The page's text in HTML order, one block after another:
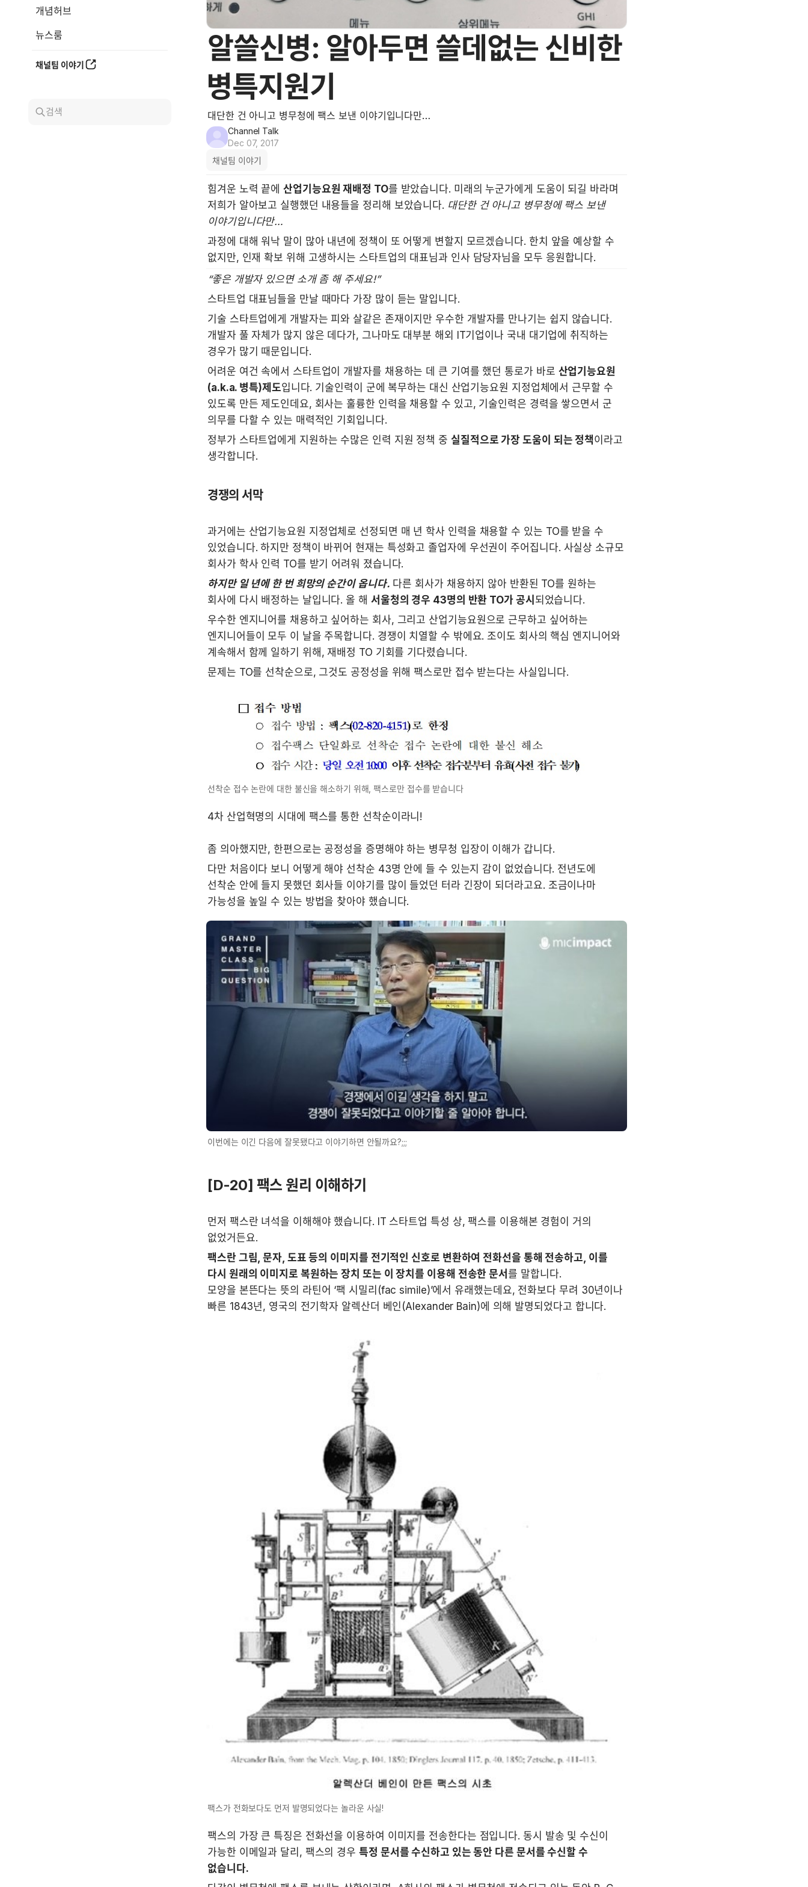
개념허브
뉴스룸
채널팀 이야기
검색
알쓸신병: 알아두면 쓸데없는 신비한
병특지원기
대단한 건 아니고 병무청에 팩스 보낸 이야기입니다만…
Channel Talk
Dec 07, 2017
채널팀 이야기
힘겨운 노력 끝에 산업기능요원 재배정 TO를 받았습니다. 미래의 누군가에게 도움이 되길 바라며
저희가 알아보고 실행했던 내용들을 정리해 보았습니다. 대단한 건 아니고 병무청에 팩스 보낸
이야기입니다만…
과정에 대해 워낙 말이 많아 내년에 정책이 또 어떻게 변할지 모르겠습니다. 한치 앞을 예상할 수
없지만, 인재 확보 위해 고생하시는 스타트업의 대표님과 인사 담당자님을 모두 응원합니다.
“좋은 개발자 있으면 소개 좀 해 주세요!”
스타트업 대표님들을 만날 때마다 가장 많이 듣는 말입니다.
기술 스타트업에게 개발자는 피와 살같은 존재이지만 우수한 개발자를 만나기는 쉽지 않습니다.
개발자 풀 자체가 많지 않은 데다가, 그나마도 대부분 해외 IT기업이나 국내 대기업에 취직하는
경우가 많기 때문입니다.
어려운 여건 속에서 스타트업이 개발자를 채용하는 데 큰 기여를 했던 통로가 바로 산업기능요원
(a.k.a. 병특)제도입니다. 기술인력이 군에 복무하는 대신 산업기능요원 지정업체에서 근무할 수
있도록 만든 제도인데요, 회사는 훌륭한 인력을 채용할 수 있고, 기술인력은 경력을 쌓으면서 군
의무를 다할 수 있는 매력적인 기회입니다.
정부가 스타트업에게 지원하는 수많은 인력 지원 정책 중 실질적으로 가장 도움이 되는 정책이라고
생각합니다.
경쟁의 서막
과거에는 산업기능요원 지정업체로 선정되면 매 년 학사 인력을 채용할 수 있는 TO를 받을 수
있었습니다. 하지만 정책이 바뀌어 현재는 특성화고 졸업자에 우선권이 주어집니다. 사실상 소규모
회사가 학사 인력 TO를 받기 어려워 졌습니다.
하지만 일 년에 한 번 희망의 순간이 옵니다. 다른 회사가 채용하지 않아 반환된 TO를 원하는
회사에 다시 배정하는 날입니다. 올 해 서울청의 경우 43명의 반환 TO가 공시 되었습니다.
우수한 엔지니어를 채용하고 싶어하는 회사, 그리고 산업기능요원으로 근무하고 싶어하는
엔지니어들이 모두 이 날을 주목합니다. 경쟁이 치열할 수 밖에요. 조이도 회사의 핵심 엔지니어와
계속해서 함께 일하기 위해, 재배정 TO 기회를 기다렸습니다.
문제는 TO를 선착순으로, 그것도 공정성을 위해 팩스로만 접수 받는다는 사실입니다.
선착순 접수 논란에 대한 불신을 해소하기 위해, 팩스로만 접수를 받습니다
4차 산업혁명의 시대에 팩스를 통한 선착순이라니!
좀 의아했지만, 한편으로는 공정성을 증명해야 하는 병무청 입장이 이해가 갑니다.
다만 처음이다 보니 어떻게 해야 선착순 43명 안에 들 수 있는지 감이 없었습니다. 전년도에
선착순 안에 들지 못했던 회사들 이야기를 많이 들었던 터라 긴장이 되더라고요. 조금이나마
가능성을 높일 수 있는 방법을 찾아야 했습니다.
이번에는 이긴 다음에 잘못됐다고 이야기하면 안될까요?;;;
[D-20] 팩스 원리 이해하기
먼저 팩스란 녀석을 이해해야 했습니다. IT 스타트업 특성 상, 팩스를 이용해본 경험이 거의
없었거든요.
팩스란 그림, 문자, 도표 등의 이미지를 전기적인 신호로 변환하여 전화선을 통해 전송하고, 이를
다시 원래의 이미지로 복원하는 장치 또는 이 장치를 이용해 전송한 문서 를 말합니다.
모양을 본뜬다는 뜻의 라틴어 ‘팩 시밀리(fac simile)’에서 유래했는데요, 전화보다 무려 30년이나
빠른 1843년, 영국의 전기학자 알렉산더 베인(Alexander Bain)에 의해 발명되었다고 합니다.
팩스가 전화보다도 먼저 발명되었다는 놀라운 사실!
팩스의 가장 큰 특징은 전화선을 이용하여 이미지를 전송한다는 점입니다. 동시 발송 및 수신이
가능한 이메일과 달리, 팩스의 경우 특정 문서를 수신하고 있는 동안 다른 문서를 수신할 수
없습니다.